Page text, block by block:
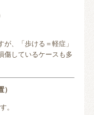
、「歩ける＝軽症」
傷しているケースも多
。